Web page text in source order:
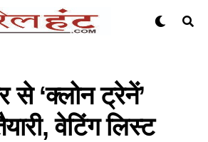
से ‘क्लोन ट्रेनें’
वेटिंग लिस्ट